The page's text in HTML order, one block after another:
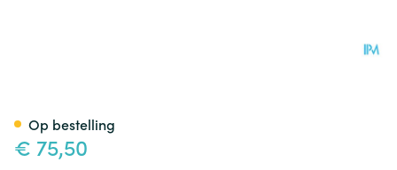
€ 75,50
Op bestelling